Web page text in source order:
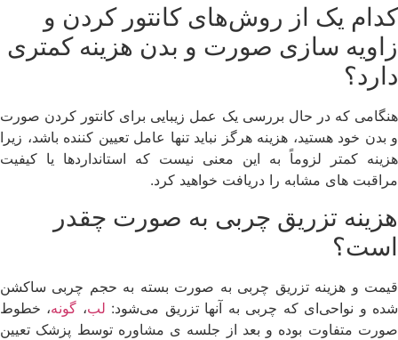
کدام یک از روش‌های کانتور کردن و
زاویه سازی صورت و بدن هزینه کمتری
دارد؟
هنگامی که در حال بررسی یک عمل زیبایی برای کانتور کردن صورت
و بدن خود هستید، هزینه هرگز نباید تنها عامل تعیین کننده باشد، زیرا
هزینه کمتر لزوماً به این معنی نیست که استانداردها یا کیفیت
مراقبت های مشابه را دریافت خواهید کرد.
هزینه تزریق چربی به صورت چقدر
است؟
قیمت و هزینه تزریق چربی به صورت بسته به حجم چربی ساکشن
شده و نواحی‌ای که چربی به آنها تزریق می‌شود: لب، گونه، خطوط
صورت متفاوت بوده و بعد از جلسه ی مشاوره توسط پزشک تعیین